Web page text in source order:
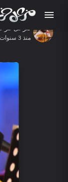
منذ 3 سنوات